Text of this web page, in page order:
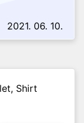
2021. 06. 10.
Shirt